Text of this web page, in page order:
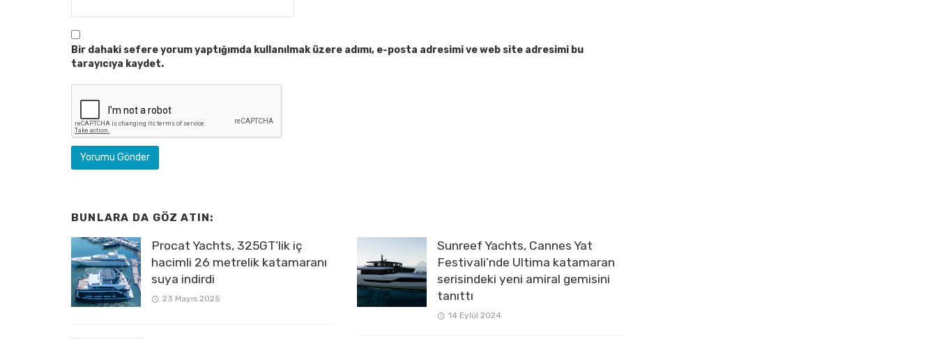
Bir dahaki sefere yorum yaptığımda kullanılmak üzere adımı, e-posta adresimi ve web site adresimi bu
tarayıcıya kaydet.
BUNLARA DA GÖZ ATIN:
Procat Yachts, 325GT’lik iç
hacimli 26 metrelik katamaranı
suya indirdi
23 Mayıs 2025
Sunreef Yachts, Cannes Yat
Festivali’nde Ultima katamaran
serisindeki yeni amiral gemisini
tanıttı
14 Eylül 2024